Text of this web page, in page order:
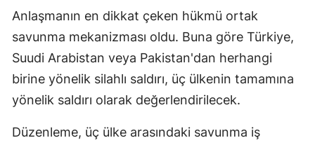
Anlaşmanın en dikkat çeken hükmü ortak
savunma mekanizması oldu. Buna göre Türkiye,
Suudi Arabistan veya Pakistan'dan herhangi
birine yönelik silahlı saldırı, üç ülkenin tamamına
yönelik saldırı olarak değerlendirilecek.
Düzenleme, üç ülke arasındaki savunma iş